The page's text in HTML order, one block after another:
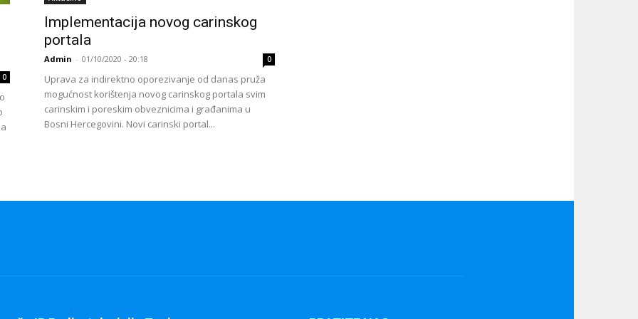
0
Implementacija novog carinskog
portala
Admin - 01/10/2020 - 20:18 0
Uprava za indirektno oporezivanje od danas pruža
mogućnost korištenja novog carinskog portala svim
carinskim i poreskim obveznicima i građanima u
Bosni Hercegovini. Novi carinski portal...